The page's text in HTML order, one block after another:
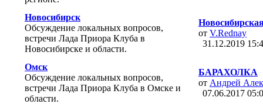
Новосибирск
Обсуждение локальных вопросов,
встречи Лада Приора Клуба в
Новосибирске и области.
от V.Rednay
31.12.2019
Омск
Обсуждение локальных вопросов,
встречи Лада Приора Клуба в Омске и
области.
БАРАХОЛКА
от Андрей
07.06.2017